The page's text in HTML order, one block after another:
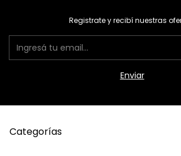
Registrate y recibí nuestras
Categorías